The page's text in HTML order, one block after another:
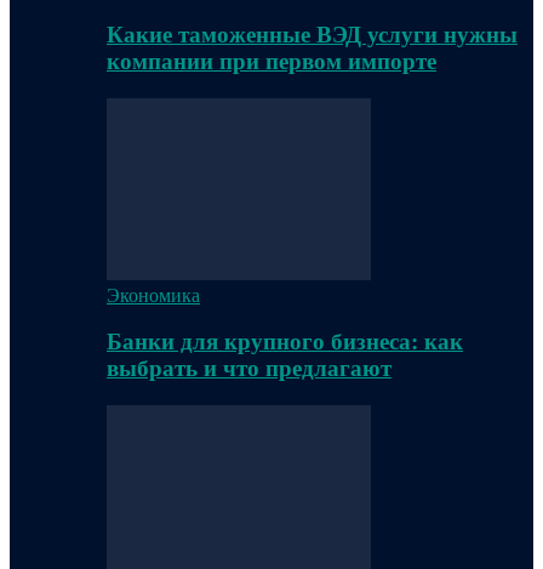
Какие таможенные ВЭД услуги нужны
компании при первом импорте
Экономика
Банки для крупного бизнеса: как
выбрать и что предлагают